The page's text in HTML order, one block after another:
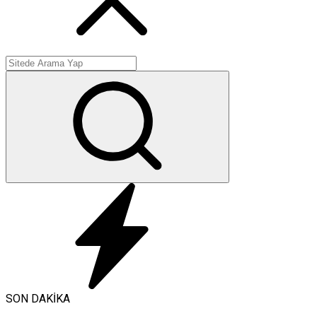
SON DAKİKA